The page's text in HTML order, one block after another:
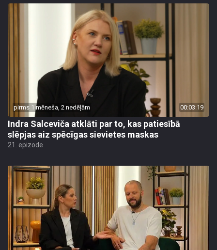
pirms 1 mēneša, 2 nedēļām 00:03:19
Indra Salceviča atklāti par to, kas patiesībā
slēpjas aiz spēcīgas sievietes maskas
21. epizode